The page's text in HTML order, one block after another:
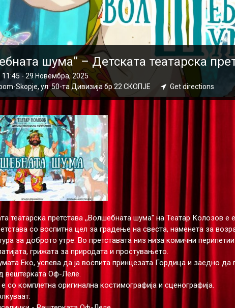
шума” – Детската театарска
11:45 - 29 Новембра, 2025
Skopje, ул: 50-та Дивизија бр.22 СКОПЈЕ
Get directions
театарска претстава ,,Волшебната шума" на Театар Колозов е
со воспитна цел за градење на свеста, наменета за
за доброто утре. Во претставата низ низа комични
грижата за природата и простувањето.
Еко, успева да ја воспита принцезата Гордица и заедно да
вештерката Оф-Леле.
е со комплетна оригинална костимографија и сценографија.